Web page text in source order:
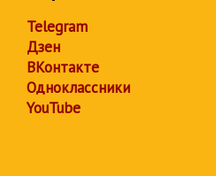
Telegram
Дзен
ВКонтакте
Одноклассники
YouTube